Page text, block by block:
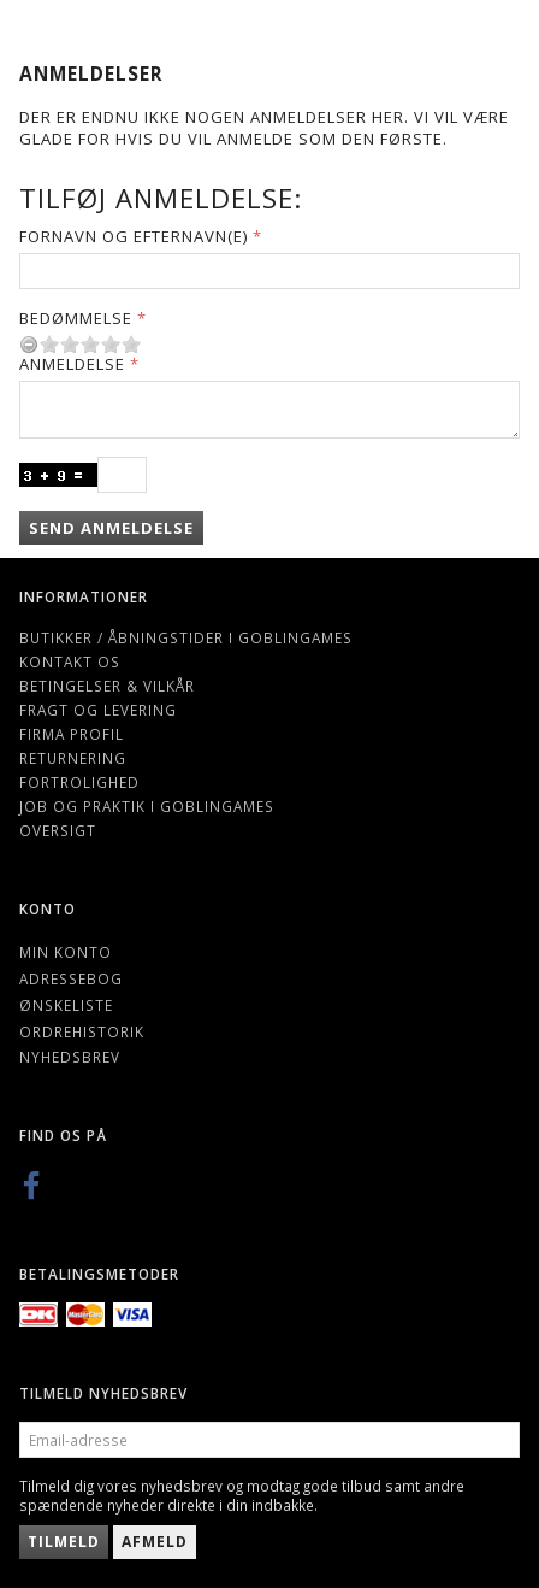
ANMELDELSER
DER ER ENDNU IKKE NOGEN ANMELDELSER HER. VI VIL VÆRE
GLADE FOR HVIS DU VIL ANMELDE SOM DEN FØRSTE.
TILFØJ ANMELDELSE:
FORNAVN OG EFTERNAVN(E)
BEDØMMELSE
ANMELDELSE
SEND ANMELDELSE
INFORMATIONER
BUTIKKER / ÅBNINGSTIDER I GOBLINGAMES
KONTAKT OS
BETINGELSER & VILKÅR
FRAGT OG LEVERING
FIRMA PROFIL
RETURNERING
FORTROLIGHED
JOB OG PRAKTIK I GOBLINGAMES
OVERSIGT
KONTO
MIN KONTO
ADRESSEBOG
ØNSKELISTE
ORDREHISTORIK
NYHEDSBREV
FIND OS PÅ
BETALINGSMETODER
TILMELD NYHEDSBREV
EMAIL-
ADRESSE
Tilmeld dig vores nyhedsbrev og modtag gode tilbud samt andre
spændende nyheder direkte i din indbakke.
TILMELD AFMELD